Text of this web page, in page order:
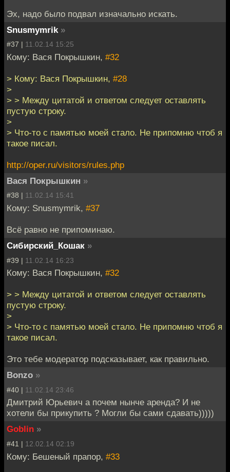
Эх, надо было подвал изначально искать.
Snusmymrik »
#37 | 11.02.14 15:25
Кому: Вася Покрышкин, #32
> Кому: Вася Покрышкин, #28
>
> > Между цитатой и ответом следует оставлять
пустую строку.
>
> Что-то с памятью моей стало. Не припомню чтоб я
такое писал.
http://oper.ru/visitors/rules.php
Вася Покрышкин »
#38 | 11.02.14 15:41
Кому: Snusmymrik, #37
Всё равно не припоминаю.
Сибирский_Кошак »
#39 | 11.02.14 16:23
Кому: Вася Покрышкин, #32
> > Между цитатой и ответом следует оставлять
пустую строку.
>
> Что-то с памятью моей стало. Не припомню чтоб я
такое писал.
Это тебе модератор подсказывает, как правильно.
Bonzo »
#40 | 11.02.14 23:46
Дмитрий Юрьевич а почем нынче аренда? И не
хотели бы прикупить ? Могли бы сами сдавать)))))
Goblin »
#41 | 12.02.14 02:19
Кому: Бешеный прапор, #33